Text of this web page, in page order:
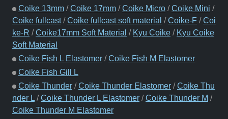
Coike 13mm /Coike 17mm /Coike Micro /Coike Mini /
Coike fullcast/Coike fullcast soft material /Coike-F /Coi
ke-R /Coike17mm Soft Material / Kyu Coike / Kyu Coike
Soft Material
Coike Fish L Elastomer /Coike Fish M Elastomer
Coike Fish Gill L
Coike Thunder /Coike Thunder Elastomer /Coike Thu
nder L /Coike Thunder L Elastomer /Coike Thunder M /
Coike Thunder M Elastomer